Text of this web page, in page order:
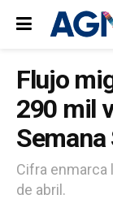
Flujo
290 mil
Semana
Cifra enmarca
de abril.